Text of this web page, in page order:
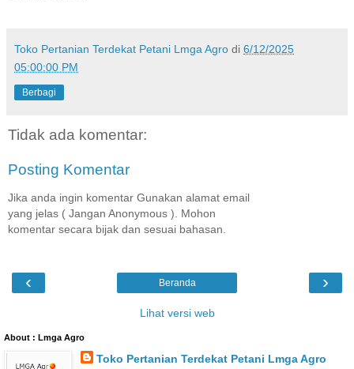
Toko Pertanian Terdekat Petani Lmga Agro di 6/12/2025
05:00:00 PM
Berbagi
Tidak ada komentar:
Posting Komentar
Jika anda ingin komentar Gunakan alamat email
yang jelas ( Jangan Anonymous ). Mohon
komentar secara bijak dan sesuai bahasan.
‹ ›
Beranda
Lihat versi web
About : Lmga Agro
Toko Pertanian Terdekat Petani Lmga Agro